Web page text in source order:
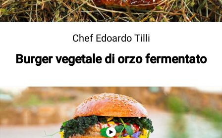
Chef Edoardo Tilli
Burger vegetale di orzo fermentato